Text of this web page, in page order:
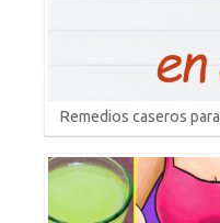
Remedios caseros